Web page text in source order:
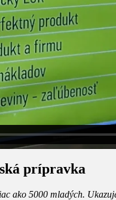
prípravka
ako 5000 mladých.